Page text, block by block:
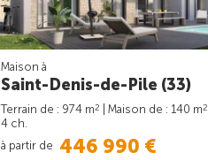
Maison à
Saint-Denis-de-Pile (33)
Terrain de : 974 m2 | Maison de : 140 m2
4 ch.
à partir de 446 990 €